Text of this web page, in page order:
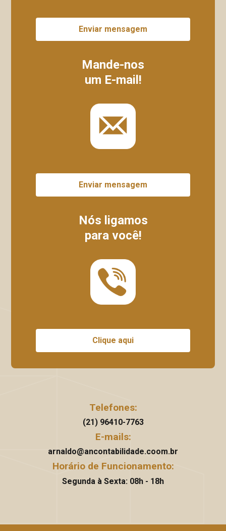
Enviar mensagem
Mande-nos
um E-mail!
Enviar mensagem
Nós ligamos
para você!
Clique aqui
Telefones:
(21) 96410-7763
E-mails:
arnaldo@ancontabilidade.coom.br
Horário de Funcionamento:
Segunda à Sexta: 08h - 18h